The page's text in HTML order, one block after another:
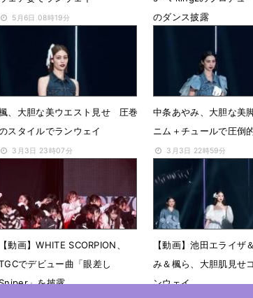
5月6日 08時19分
のダンス披露
、大胆な美ウエスト見せ 圧巻
スタイルでランウェイ
3月3日 23時07分
中条あやみ、大胆な
ニム＋チュールで圧倒
3月3日 22時59分
【動画】WHITE SCORPION、
でデビュー曲「眼差し
」を披露
【動画】池田エライザ
み＆楓ら、大胆肌見せ
ンウェイ